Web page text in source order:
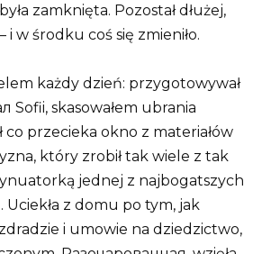
zamknięta. Pozostał dłużej,
i w środku coś się zmieniło.
każdy dzień: przygotowywał
Sofii, skasowałem ubrania
co przecieka okno z materiałów
który zrobił tak wiele z tak
jednej z najbogatszych
z domu po tym, jak
i umowie na dziedzictwo,